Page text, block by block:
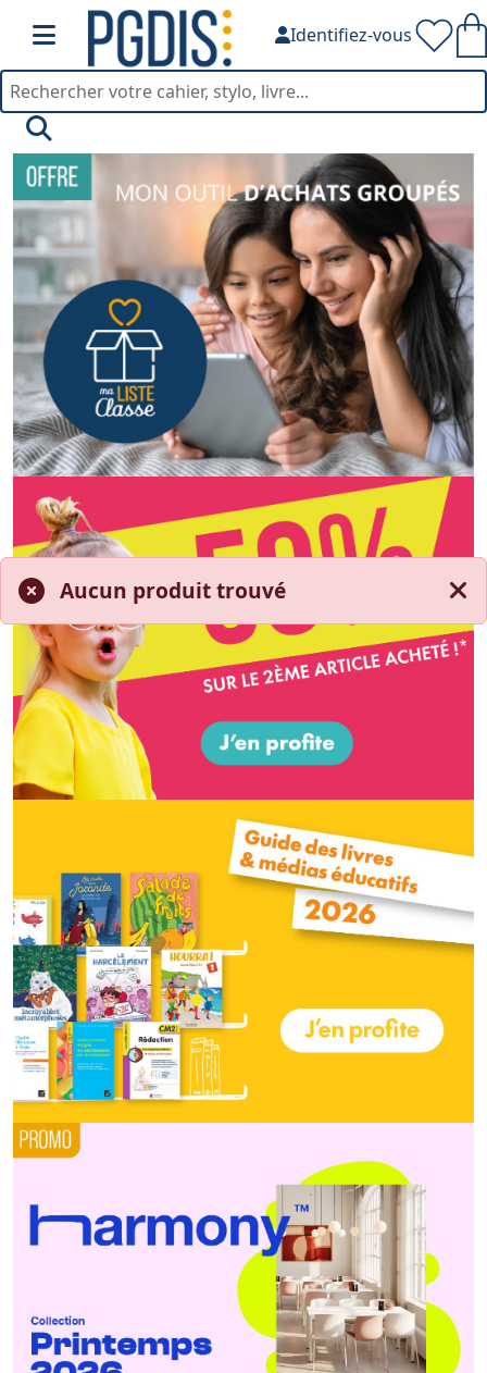
Identifiez-vous
Aucun produit trouvé
PGDIS — Fournitures de